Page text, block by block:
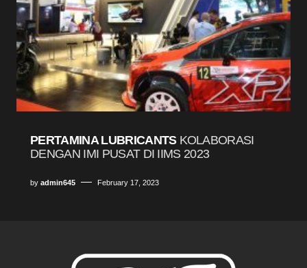
PERTAMINA LUBRICANTS KOLABORASI
DENGAN IMI PUSAT DI IIMS 2023
by admin645 February 17, 2023